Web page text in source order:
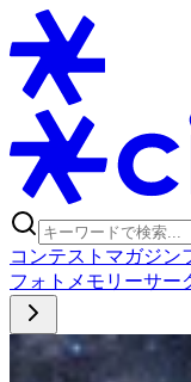
コンテスト マガジン
フォト メモリーサー